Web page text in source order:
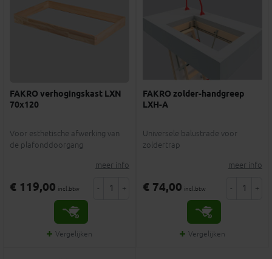
FAKRO verhogingskast LXN
70x120
Voor esthetische afwerking van
de plafonddoorgang
meer info
€ 119,00 incl.btw - +
Vergelijken
FAKRO zolder-handgreep
LXH-A
Universele balustrade voor
zoldertrap
meer info
€ 74,00 incl.btw - +
Vergelijken